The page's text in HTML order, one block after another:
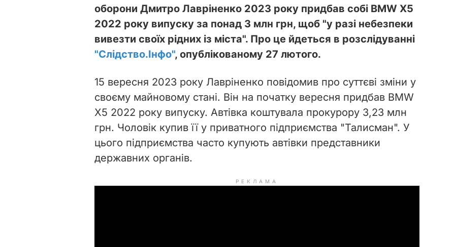
оборони Дмитро Лавріненко 2023 року придбав собі BMW X5
2022 року випуску за понад 3 млн грн, щоб "у разі небезпеки
вивезти своїх рідних із міста". Про це йдеться в розслідуванні
"Слідство.Інфо", опублікованому 27 лютого.
15 вересня 2023 року Лавріненко повідомив про суттєві зміни у
своєму майновому стані. Він на початку вересня придбав BMW
X5 2022 року випуску. Автівка коштувала прокурору 3,23 млн
грн. Чоловік купив її у приватного підприємства "Талисман". У
цього підприємства часто купують автівки представники
державних органів.
РЕКЛАМА